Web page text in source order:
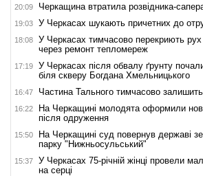
20:09 Черкащина втратила розвідника-
19:03 У Черкасах шукають причетних до
18:08
У Черкасах тимчасово перекриють
через ремонт тепломереж
17:19
У Черкасах після обвалу ґрунту
біля скверу Богдана Хмельницького
16:47 Частина Тального тимчасово
16:22
На Черкащині молодята оформили
після одруження
15:50
На Черкащині суд повернув державі
парку "Нижньосульський"
15:37
У Черкасах 75-річній жінці провели
на серці